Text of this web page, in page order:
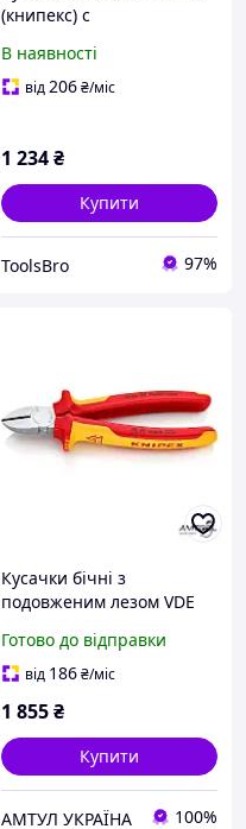
(книпекс) с
пружиной , 125 мм
(бокорезы)
В наявності
від206₴/міс
1 234₴
Купити
ToolsBro 97%
Кусачки бічні з
подовженим лезом VDE
Готово до відправки
від 186₴/міс
1 855₴
Купити
АМТУЛ УКРАЇНА 100%